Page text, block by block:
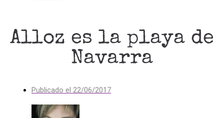
Alloz es la playa de
Navarra
Publicado el 22/06/2017